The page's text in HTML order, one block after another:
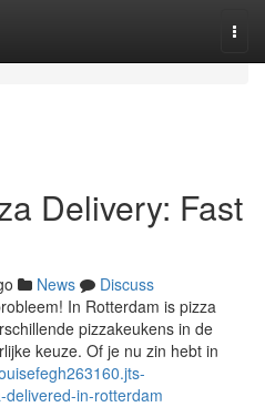
Delivery: Fast
News
Discuss
In Rotterdam is pizza
pizzakeukens in de
keuze. Of je nu zin hebt in
in-rotterdam